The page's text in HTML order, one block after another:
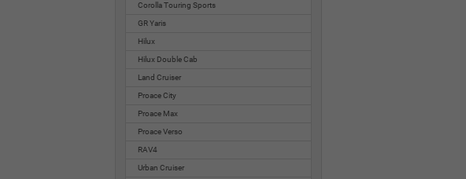
Corolla Touring Sports
GR Yaris
Hilux
Hilux Double Cab
Land Cruiser
Proace City
Proace Max
Proace Verso
RAV4
Urban Cruiser